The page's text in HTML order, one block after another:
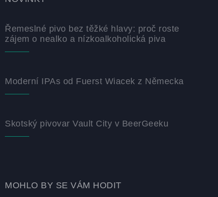
Řemeslné pivo bez těžké hlavy: proč roste
zájem o nealko a nízkoalkoholická piva
Moderní IPAs od Fuerst Wiacek z Německa
Skotský pivovar Vault City v BeerGeeku
MOHLO BY SE VÁM HODIT